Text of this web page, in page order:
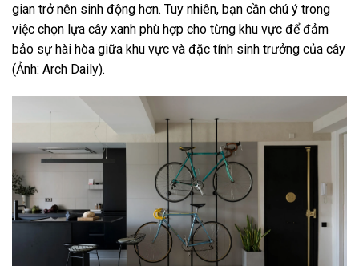
gian trở nên sinh động hơn. Tuy nhiên, bạn cần chú ý trong
việc chọn lựa cây xanh phù hợp cho từng khu vực để đảm
bảo sự hài hòa giữa khu vực và đặc tính sinh trưởng của cây
(Ảnh: Arch Daily).